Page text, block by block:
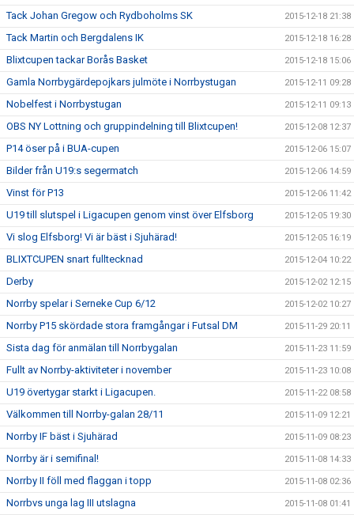
Tack Johan Gregow och Rydboholms SK 2015-12-18 21:38
Tack Martin och Bergdalens IK 2015-12-18 16:28
Blixtcupen tackar Borås Basket 2015-12-18 15:06
Gamla Norrbygärdepojkars julmöte i Norrbystugan 2015-12-11 09:28
Nobelfest i Norrbystugan 2015-12-11 09:13
OBS NY Lottning och gruppindelning till Blixtcupen! 2015-12-08 12:37
P14 öser på i BUA-cupen 2015-12-06 15:07
Bilder från U19:s segermatch 2015-12-06 14:59
Vinst för P13 2015-12-06 11:42
U19 till slutspel i Ligacupen genom vinst över Elfsborg 2015-12-05 19:30
Vi slog Elfsborg! Vi är bäst i Sjuhärad! 2015-12-05 16:19
BLIXTCUPEN snart fulltecknad 2015-12-04 10:22
Derby 2015-12-02 12:15
Norrby spelar i Serneke Cup 6/12 2015-12-02 10:27
Norrby P15 skördade stora framgångar i Futsal DM 2015-11-29 20:11
Sista dag för anmälan till Norrbygalan 2015-11-23 11:59
Fullt av Norrby-aktiviteter i november 2015-11-23 10:08
U19 övertygar starkt i Ligacupen. 2015-11-22 08:58
Välkommen till Norrby-galan 28/11 2015-11-09 12:21
Norrby IF bäst i Sjuhärad 2015-11-09 08:23
Norrby är i semifinal! 2015-11-08 14:33
Norrby II föll med flaggan i topp 2015-11-08 02:36
Norrbvs unga lag III utslagna 2015-11-08 01:41